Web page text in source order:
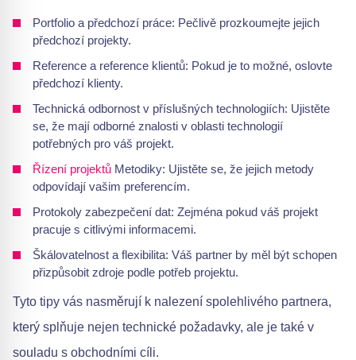
Portfolio a předchozí práce: Pečlivě prozkoumejte jejich
předchozí projekty.
Reference a reference klientů: Pokud je to možné, oslovte
předchozí klienty.
Technická odbornost v příslušných technologiích: Ujistěte
se, že mají odborné znalosti v oblasti technologií
potřebných pro váš projekt.
Řízení projektů Metodiky: Ujistěte se, že jejich metody
odpovídají vašim preferencím.
Protokoly zabezpečení dat: Zejména pokud váš projekt
pracuje s citlivými informacemi.
Škálovatelnost a flexibilita: Váš partner by měl být schopen
přizpůsobit zdroje podle potřeb projektu.
Tyto tipy vás nasměrují k nalezení spolehlivého partnera,
který splňuje nejen technické požadavky, ale je také v
souladu s obchodními cíli.